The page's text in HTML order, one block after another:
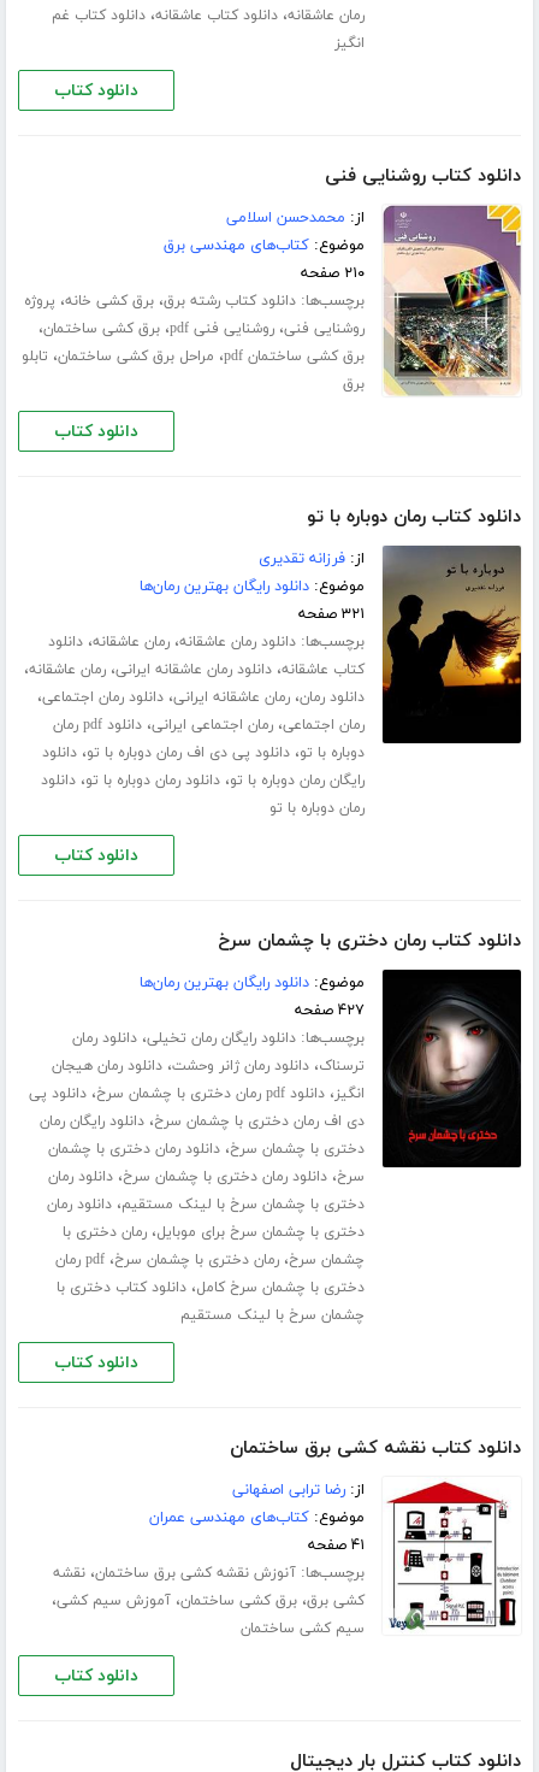
رمان عاشقانه،دانلود کتاب عاشقانه،دانلود کتاب غم
انگیز
دانلود کتاب
دانلود کتاب روشنایی فنی
از: محمدحسن اسلامی
موضوع:کتاب‌های مهندسی برق
۲۱۰ صفحه
برچسب‌ها:دانلود کتاب رشته برق،برق کشی خانه، پروژه
روشنایی فنی،روشنایی فنی pdf ،برق کشی ساختمان،
برق کشی ساختمان pdf ، مراحل برق کشی ساختمان، تابلو
برق
دانلود کتاب
دانلود کتاب رمان دوباره با تو
از:فرزانه تقدیری
موضوع:دانلود رایگان بهترین رمان‌ها
۳۲۱ صفحه
برچسب‌ها:دانلود رمان عاشقانه،رمان عاشقانه،دانلود
کتاب عاشقانه،دانلود رمان عاشقانه ایرانی،رمان عاشقانه،
دانلود رمان،رمان عاشقانه ایرانی،دانلود رمان اجتماعی،
رمان اجتماعی،رمان اجتماعی ایرانی،
دانلود pdf رمان
دوباره با تو،دانلود پی دی اف رمان دوباره با تو،دانلود
رایگان رمان دوباره با تو،دانلود رمان دوباره با تو،دانلود
رمان دوباره با تو
دانلود کتاب
دانلود کتاب رمان دختری با چشمان سرخ
موضوع:دانلود رایگان بهترین رمان‌ها
۴۲۷ صفحه
برچسب‌ها:دانلود رایگان رمان تخیلی،دانلود رمان
ترسناک،دانلود رمان ژانر وحشت،دانلود رمان هیجان
انگیز،دانلود pdf رمان دختری با چشمان سرخ ،دانلود پی
دی اف رمان دختری با چشمان سرخ،دانلود رایگان رمان
دختری با چشمان سرخ،دانلود رمان دختری با چشمان
سرخ،دانلود رمان دختری با چشمان سرخ،دانلود رمان
دختری با چشمان سرخ با لینک مستقیم،دانلود رمان
دختری با چشمان سرخ برای موبایل،رمان دختری با
چشمان سرخ،رمان دختری با چشمان سرخ،
pdf رمان
دختری با چشمان سرخ کامل،دانلود کتاب دختری با
چشمان سرخ با لینک مستقیم
دانلود کتاب
دانلود کتاب نقشه کشی برق ساختمان
از:رضا ترابی اصفهانی
موضوع:کتاب‌های مهندسی عمران
۴۱ صفحه
برچسب‌ها:آنوزش نقشه کشی برق ساختمان،نقشه
کشی برق،برق کشی ساختمان،آموزش سیم کشی،
سیم کشی ساختمان
دانلود کتاب
دانلود کتاب کنترل بار دیجیتال